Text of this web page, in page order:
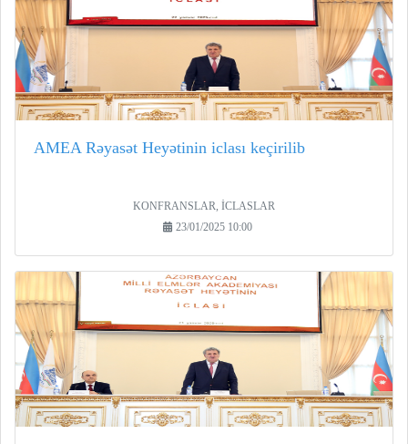
AMEA Rəyasət Heyətinin iclası keçirilib
KONFRANSLAR, İCLASLAR
23/01/2025 10:00